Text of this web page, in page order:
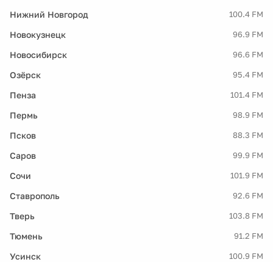
Нижний Новгород 100.4 FM
Новокузнецк 96.9 FM
Новосибирск 96.6 FM
Озёрск 95.4 FM
Пенза 101.4 FM
Пермь 98.9 FM
Псков 88.3 FM
Саров 99.9 FM
Сочи 101.9 FM
Ставрополь 92.6 FM
Тверь 103.8 FM
Тюмень 91.2 FM
Усинск 100.9 FM